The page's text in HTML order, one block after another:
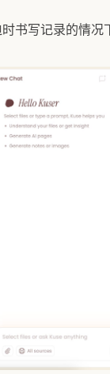
书写记录的情况